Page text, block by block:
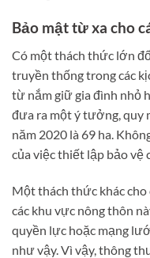
Bảo mật từ xa cho
Có một thách thức lớn
truyền thống trong các
từ nắm giữ gia đình nhỏ
đưa ra một ý tưởng, quy
năm 2020 là 69 ha.
của việc thiết lập bảo vệ
Một thách thức khác
các khu vực nông thôn
quyền lực hoặc mạng
như vậy. Vì vậy, thông